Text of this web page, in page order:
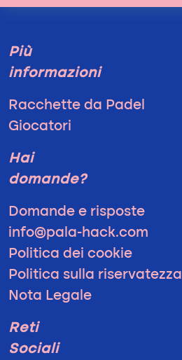
Più
informazioni
Racchette da Padel
Giocatori
Hai
domande?
Domande e risposte
info@pala-hack.com
Politica dei cookie
Politica sulla riservatezza
Nota Legale
Reti
Sociali